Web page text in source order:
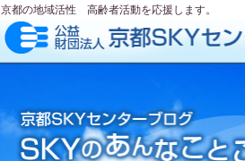
京都の地域活性 高齢者活動を応援します。